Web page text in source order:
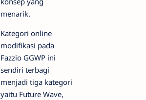
menarik.
Kategori online
modifikasi pada
Fazzio GGWP ini
sendiri terbagi
menjadi tiga kategori
yaitu Future Wave,